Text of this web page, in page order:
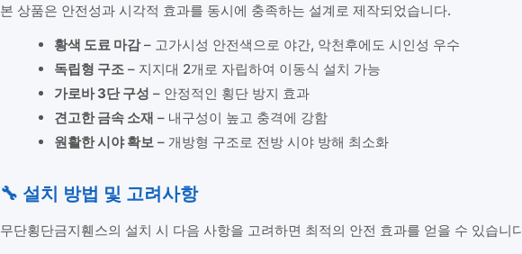
본 상품은 안전성과 시각적 효과를 동시에 충족하는 설계로 제작되었습니다.
황색 도료 마감– 고가시성 안전색으로 야간, 악천후에도 시인성 우수
독립형 구조 – 지지대 2개로 자립하여 이동식 설치 가능
가로바 3단 구성 – 안정적인 횡단 방지 효과
견고한 금속 소재 – 내구성이 높고 충격에 강함
원활한 시야 확보 – 개방형 구조로 전방 시야 방해 최소화
🔧 설치 방법 및 고려사항
무단횡단금지휀스의 설치 시 다음 사항을 고려하면 최적의 안전 효과를 얻을 수 있습니